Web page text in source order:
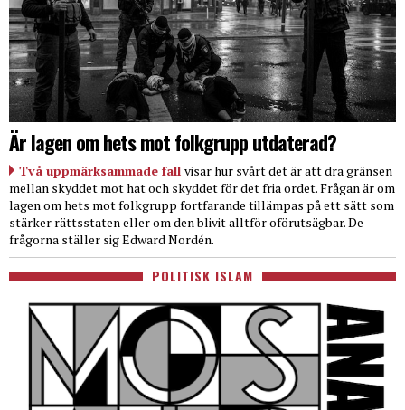
Är lagen om hets mot folkgrupp utdaterad?
Två uppmärksammade fall visar hur svårt det är att dra gränsen
mellan skyddet mot hat och skyddet för det fria ordet. Frågan är om
lagen om hets mot folkgrupp fortfarande tillämpas på ett sätt som
stärker rättsstaten eller om den blivit alltför oförutsägbar. De
frågorna ställer sig Edward Nordén.
POLITISK ISLAM